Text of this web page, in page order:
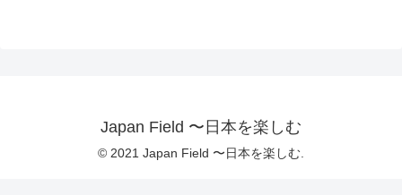
Japan Field 〜日本を楽しむ
© 2021 Japan Field 〜日本を楽しむ.